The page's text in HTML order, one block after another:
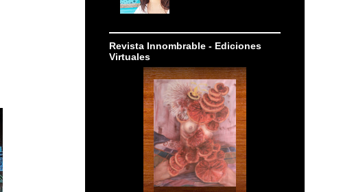
Revista Innombrable - Ediciones
Virtuales